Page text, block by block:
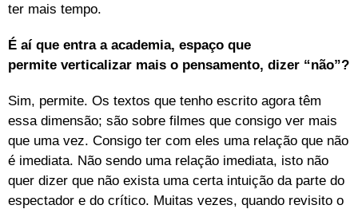
ter mais tempo.
É aí que entra a academia, espaço que
permite verticalizar mais o pensamento, dizer “não”?
Sim, permite. Os textos que tenho escrito agora têm
essa dimensão; são sobre filmes que consigo ver mais
que uma vez. Consigo ter com eles uma relação que não
é imediata. Não sendo uma relação imediata, isto não
quer dizer que não exista uma certa intuição da parte do
espectador e do crítico. Muitas vezes, quando revisito o